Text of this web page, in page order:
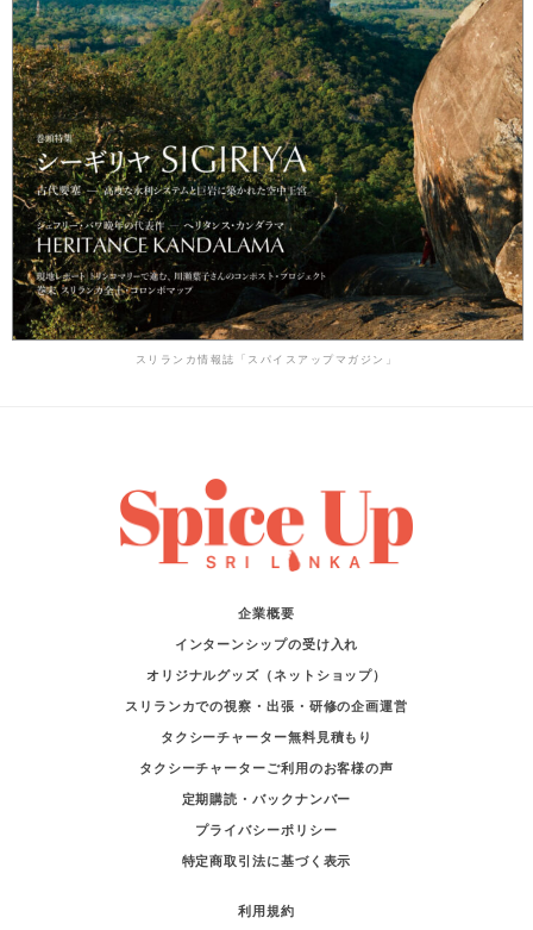
スリランカ情報誌「スパイスアップマガジン」
企業概要
インターンシップの受け入れ
オリジナルグッズ（ネットショップ）
スリランカでの視察・出張・研修の企画運営
タクシーチャーター無料見積もり
タクシーチャーターご利用のお客様の声
定期購読・バックナンバー
プライバシーポリシー
特定商取引法に基づく表示
利用規約